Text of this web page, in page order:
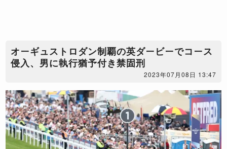
オーギュストロダン制覇の英ダービーでコース
侵入、男に執行猶予付き禁固刑
2023年07月08日 13:47